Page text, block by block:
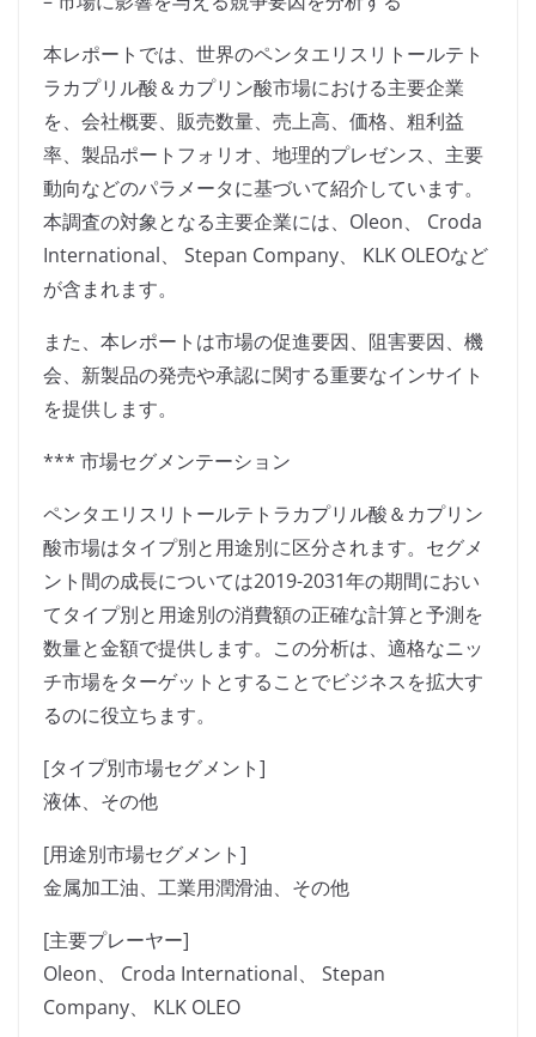
本レポートでは、世界のペンタエリスリトールテト
ラカプリル酸＆カプリン酸市場における主要企業
を、会社概要、販売数量、売上高、価格、粗利益
率、製品ポートフォリオ、地理的プレゼンス、主要
動向などのパラメータに基づいて紹介しています。
本調査の対象となる主要企業には、Oleon、 Croda
International、 Stepan Company、 KLK OLEOなど
が含まれます。
また、本レポートは市場の促進要因、阻害要因、機
会、新製品の発売や承認に関する重要なインサイト
を提供します。
*** 市場セグメンテーション
ペンタエリスリトールテトラカプリル酸＆カプリン
酸市場はタイプ別と用途別に区分されます。セグメ
ント間の成長については2019-2031年の期間におい
てタイプ別と用途別の消費額の正確な計算と予測を
数量と金額で提供します。この分析は、適格なニッ
チ市場をターゲットとすることでビジネスを拡大す
るのに役立ちます。
[タイプ別市場セグメント]
液体、その他
[用途別市場セグメント]
金属加工油、工業用潤滑油、その他
[主要プレーヤー]
Oleon、 Croda International、 Stepan
Company、 KLK OLEO